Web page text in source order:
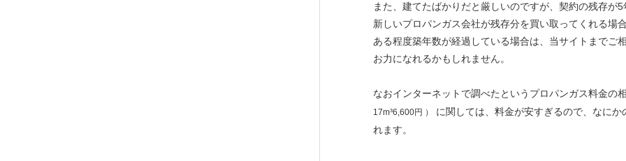
また、建てたばかりだと厳しいのですが、契約の残存が
新しいプロパンガス会社が残存分を買い取ってくれる場
ある程度築年数が経過している場合は、当サイトまでご
お力になれるかもしれません。
なおインターネットで調べたというプロパンガス料金の
17m³6,600円 ）
に関しては、料金が安すぎるので、なに
れます。